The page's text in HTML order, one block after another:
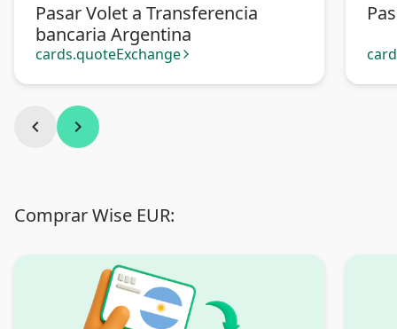
Pasar Volet a Transferencia
bancaria Argentina
cards.quoteExchange arrow_forward_ios
chevron_left chevron_right
Comprar Wise EUR: